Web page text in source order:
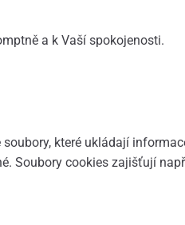
a k Vaší spokojenosti.
které ukládají
Soubory cookies zajišťují